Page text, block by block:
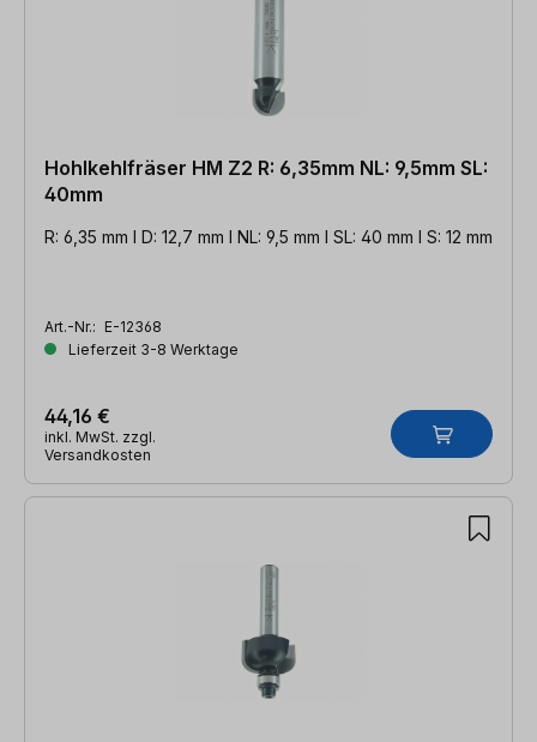
Hohlkehlfräser HM Z2 R: 6,35mm NL: 9,5mm SL:
40mm
R: 6,35 mm l D: 12,7 mm l NL: 9,5 mm l SL: 40 mm l S: 12 mm
Art.-Nr.: E-12368
Lieferzeit 3-8 Werktage
44,16 €
inkl. MwSt. zzgl.
Versandkosten